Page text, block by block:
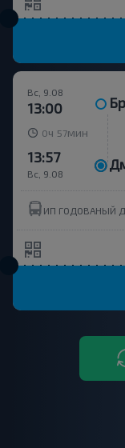
Вс, 9.08
13:00
0ч 57 мин
Вс, 9.08
13:57
ИП ГОДОВАНЫЙ